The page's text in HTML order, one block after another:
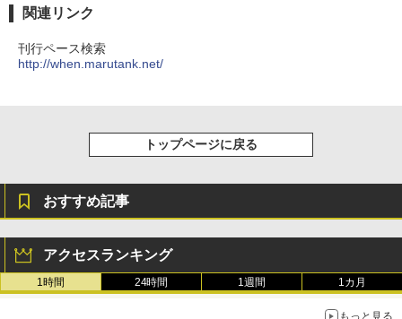
11インチカラーディスプレイ、64GBスト
￥115,980
関連リンク
刊行ペース検索
http://when.marutank.net/
トップページに戻る
おすすめ記事
アクセスランキング
1時間 24時間 1週間 1カ月
もっと見る